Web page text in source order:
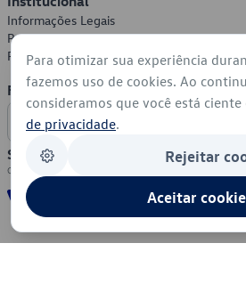
Informações Legais
Política de Privacidade
Política de Cookies
Formas de Pagamento
Segurança
Para otimizar sua experiência
fazemos uso de cookies. Ao
consideramos que você está ciente
de privacidade.
Rejeitar
Aceitar